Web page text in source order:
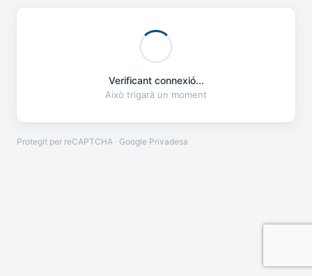
Verificant connexió...
Això trigarà un moment
Protegit per reCAPTCHA · Google Privadesa